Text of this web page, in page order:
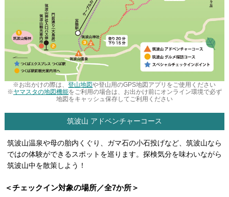
※お出かけの際は、登山地図や登山用のGPS地図アプリをご使用ください
※ヤマスタの地図機能をご利用の場合は、お出かけ前にオンライン環境で必ず
地図をキャッシュ保存してご利用ください
筑波山 アドベンチャーコース
筑波山温泉や母の胎内くぐり、ガマ石の小石投げなど、筑波山なら
ではの体験ができるスポットを巡ります。探検気分を味わいながら
筑波山中を散策しよう！
＜チェックイン対象の場所／全7か所＞